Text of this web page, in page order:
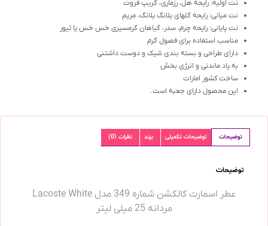
نت اولیه: رایحه هل، رزماری، گریپ فروت
نت میانی: رایحه گلهای یلانگ یلانگ، مریم
نت پایانی: رایحه چرم، سدر، گیاهان گرمسیری خس خس یا تیور
مناسب استفاده برای فصول گرم
دارای طراحی و بسته بندی شیک و دوست داشتنی
به یاد ماندنی و انرژی بخش
ساخت کشور امارات
این محصول دارای جعبه است.
توضیحات توضیحات تکمیلی برند نظرات (0)
توضیحات
عطر اسمارت کالکشن شماره 349 مدل Lacoste White
مردانه 25 میلی لیتر